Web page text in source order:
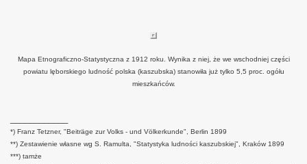
Mapa Etnograficzno-Statystyczna z 1912 roku. Wynika z niej, że we wschodniej części
powiatu lęborskiego ludność polska (kaszubska) stanowiła już tylko 5,5 proc. ogółu
mieszkańców.
*) Franz Tetzner, "Beiträge zur Volks - und Völkerkunde", Berlin 1899
**) Zestawienie własne wg S. Ramulta, "Statystyka ludności kaszubskiej", Kraków 1899
***) tamże